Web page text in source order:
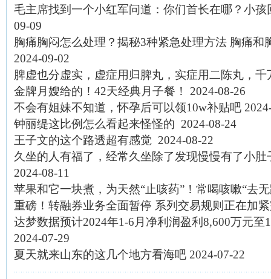
毛主席找到一个小红军问道：你们首长在哪？小孩
09-09
胸痛胸闷怎么处理？揭秘3种紧急处理方法 胸痛和
2024-09-02
脾虚也分虚实，虚症用归脾丸，实症用二陈丸，千
金牌月嫂给的！42天经典月子餐！
2024-08-26
不会有姐妹不知道，怀孕后可以领10w补贴吧
钟丽缇这比例怎么看起来怪怪的 ​​​ 2024-08-24
王子文的这个路透超有感觉 ​​​ 2024-08-22
久坐的人有福了，经常久坐除了发现慢慢有了小
2024-08-11
苹果和它一块煮，为天然“止咳药”！常喝咳嗽“去
重磅！转融券业务全面暂停 系列交易规则正在加
达梦数据预计2024年1-6月净利润盈利8,600万元至
2024-07-29
夏天就来山东的这几个地方看海吧 2024-07-22